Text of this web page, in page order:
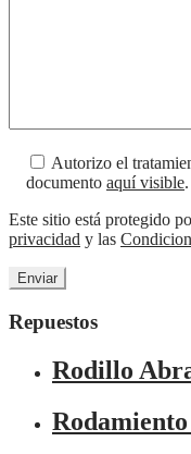
Autorizo el
documento aquí visible.
Este sitio está protegido
privacidad y las
Repuestos
Rodillo
Rodamiento